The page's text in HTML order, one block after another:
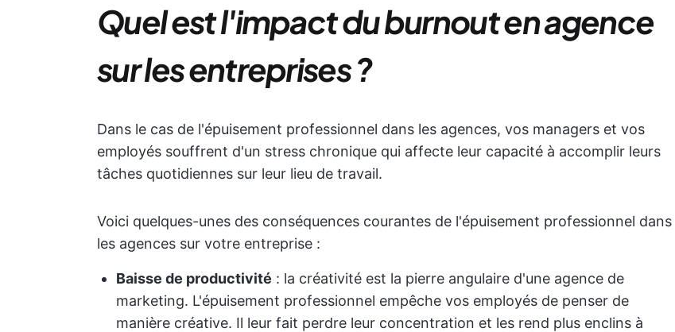
Quel est l'impact du burnout en agence
sur les entreprises ?
Dans le cas de l'épuisement professionnel dans les agences, vos managers et vos
employés souffrent d'un stress chronique qui affecte leur capacité à accomplir leurs
tâches quotidiennes sur leur lieu de travail.
Voici quelques-unes des conséquences courantes de l'épuisement professionnel dans
les agences sur votre entreprise :
Baisse de productivité : la créativité est la pierre angulaire d'une agence de
marketing. L'épuisement professionnel empêche vos employés de penser de
manière créative. Il leur fait perdre leur concentration et les rend plus enclins à